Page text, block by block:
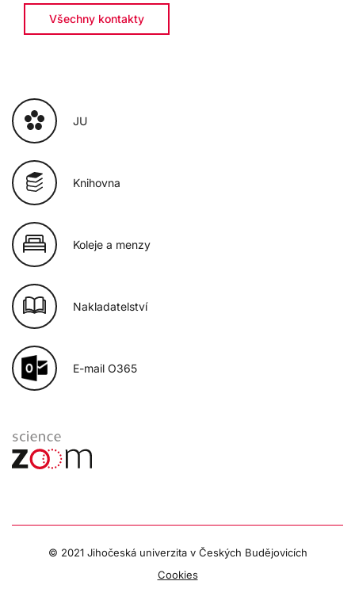
Všechny kontakty
JU
Knihovna
Koleje a menzy
Nakladatelství
E-mail O365
© 2021 Jihočeská univerzita v Českých Budějovicích
Cookies